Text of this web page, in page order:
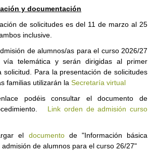
y documentación
de solicitudes es del 11 de marzo al 25
inclusive.
de alumnos/as para el curso 2026/27
vía telemática y serán dirigidas al primer
solicitud. Para la presentación de solicitudes
familias utilizarán la Secretaría virtual
podéis consultar el documento de
Link orden de admisión curso
el documento de "Información básica
de alumnos para el curso 26/27"